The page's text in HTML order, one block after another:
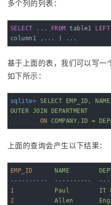
多个列的列表：
SELECT ... FROM table1 LEFT
column1 ,... ) ...
基于上面的表，我们可以写一
如下所示：
sqlite>
SELECT EMP_ID,
OUTER JOIN DEPARTMENT
ON
COMPANY.ID =
上面的查询会产生以下结果：
EMP_ID
NAME
----------
----------
1
Paul        IT
2
Allen